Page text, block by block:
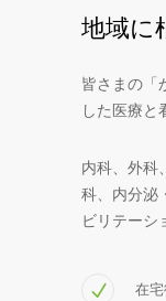
地域に
皆さまの「
した医療と
内科、外科
科、内分泌
ビリテーシ
在